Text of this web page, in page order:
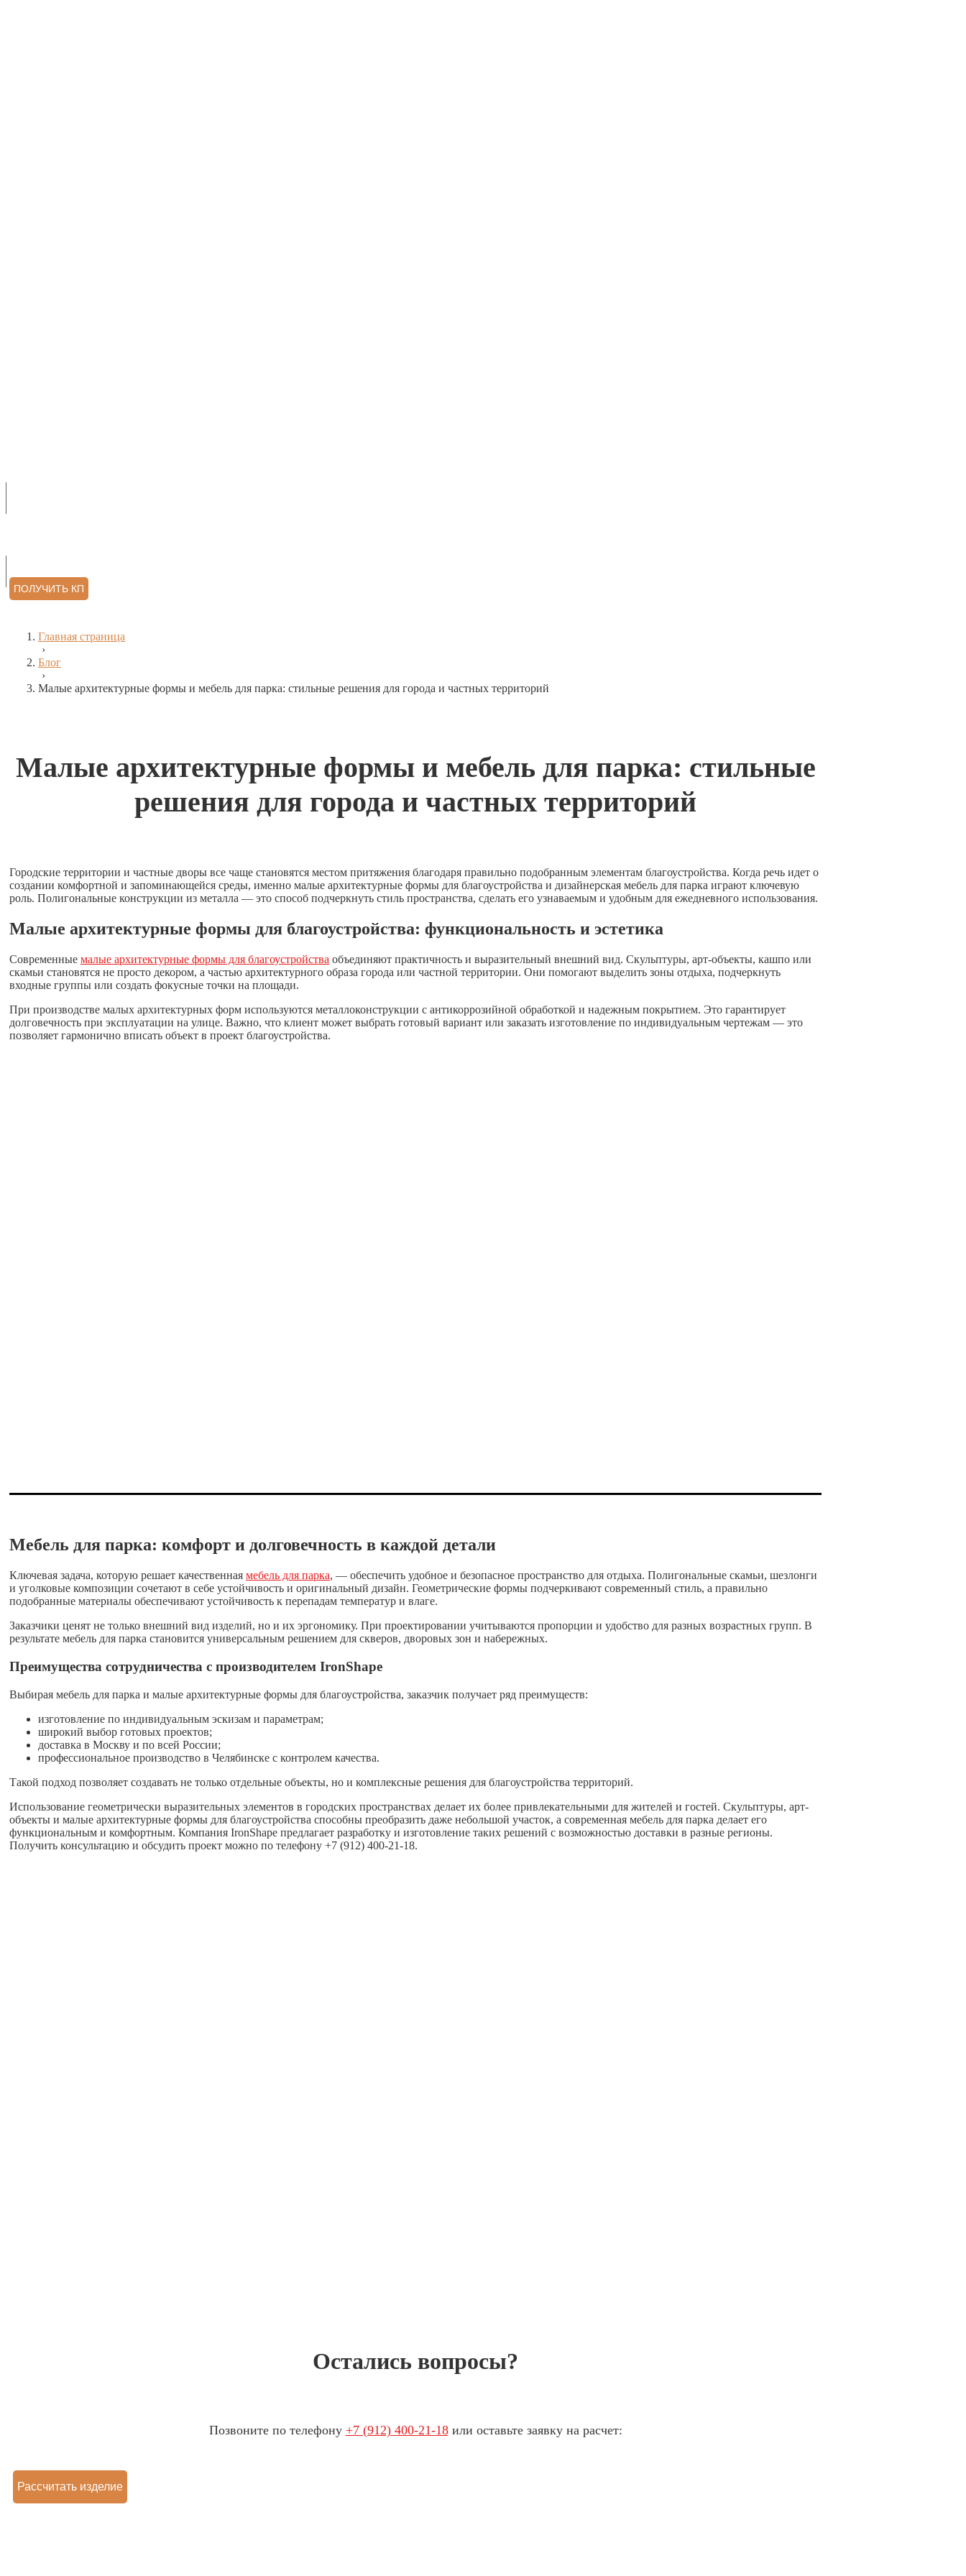
ПОЛУЧИТЬ КП
Главная страница
›
Блог
›
Малые архитектурные формы и мебель для парка: стильные решения для города и частных территорий
Малые архитектурные формы и мебель для парка: стильные
решения для города и частных территорий
Городские территории и частные дворы все чаще становятся местом притяжения благодаря правильно подобранным элементам благоустройства. Когда речь идет о
создании комфортной и запоминающейся среды, именно малые архитектурные формы для благоустройства и дизайнерская мебель для парка играют ключевую
роль. Полигональные конструкции из металла — это способ подчеркнуть стиль пространства, сделать его узнаваемым и удобным для ежедневного использования.
Малые архитектурные формы для благоустройства: функциональность и эстетика
Современные малые архитектурные формы для благоустройства объединяют практичность и выразительный внешний вид. Скульптуры, арт-объекты, кашпо или
скамьи становятся не просто декором, а частью архитектурного образа города или частной территории. Они помогают выделить зоны отдыха, подчеркнуть
входные группы или создать фокусные точки на площади.
При производстве малых архитектурных форм используются металлоконструкции с антикоррозийной обработкой и надежным покрытием. Это гарантирует
долговечность при эксплуатации на улице. Важно, что клиент может выбрать готовый вариант или заказать изготовление по индивидуальным чертежам — это
позволяет гармонично вписать объект в проект благоустройства.
Мебель для парка: комфорт и долговечность в каждой детали
Ключевая задача, которую решает качественная мебель для парка, — обеспечить удобное и безопасное пространство для отдыха. Полигональные скамьи, шезлонги
и уголковые композиции сочетают в себе устойчивость и оригинальный дизайн. Геометрические формы подчеркивают современный стиль, а правильно
подобранные материалы обеспечивают устойчивость к перепадам температур и влаге.
Заказчики ценят не только внешний вид изделий, но и их эргономику. При проектировании учитываются пропорции и удобство для разных возрастных групп. В
результате мебель для парка становится универсальным решением для скверов, дворовых зон и набережных.
Преимущества сотрудничества с производителем IronShape
Выбирая мебель для парка и малые архитектурные формы для благоустройства, заказчик получает ряд преимуществ:
изготовление по индивидуальным эскизам и параметрам;
широкий выбор готовых проектов;
доставка в Москву и по всей России;
профессиональное производство в Челябинске с контролем качества.
Такой подход позволяет создавать не только отдельные объекты, но и комплексные решения для благоустройства территорий.
Использование геометрически выразительных элементов в городских пространствах делает их более привлекательными для жителей и гостей. Скульптуры, арт-
объекты и малые архитектурные формы для благоустройства способны преобразить даже небольшой участок, а современная мебель для парка делает его
функциональным и комфортным. Компания IronShape предлагает разработку и изготовление таких решений с возможностью доставки в разные регионы.
Получить консультацию и обсудить проект можно по телефону +7 (912) 400-21-18.
Остались вопросы?
Позвоните по телефону +7 (912) 400-21-18или оставьте заявку на расчет:
Рассчитать изделие